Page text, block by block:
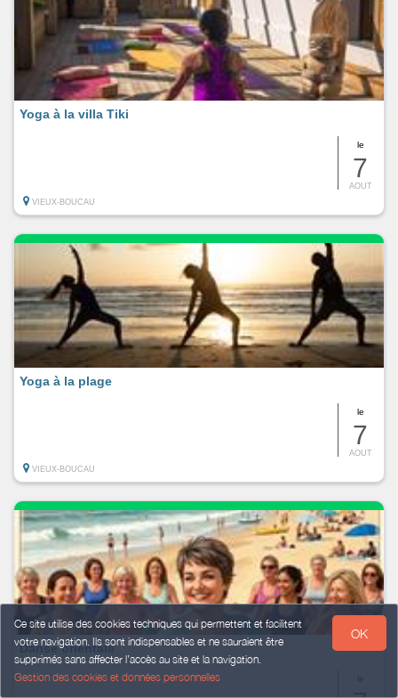
Ce site utilise des cookies techniques qui permettent et facilitent
votre navigation. Ils sont indispensables et ne sauraient être
supprimés sans affecter l’accès au site et la navigation.
Gestion des cookies et données personnelles
OK
le
7
AOUT
Yoga à la villa Tiki
VIEUX-BOUCAU
le
7
AOUT
Yoga à la plage
VIEUX-BOUCAU
Danse orientale